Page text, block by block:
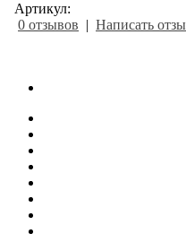
Артикул:
0 отзывов | Написать